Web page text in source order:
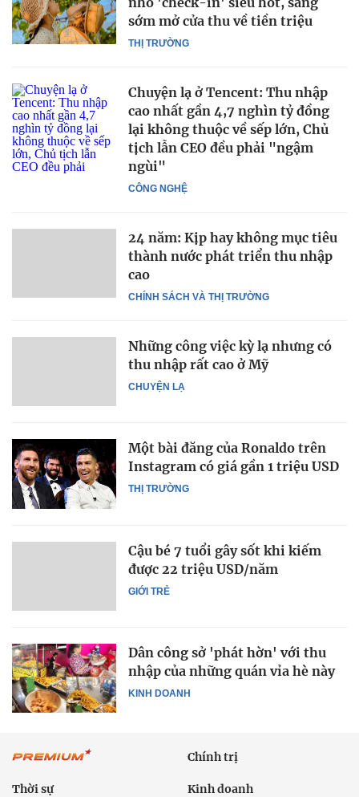
THỊ TRƯỜNG
sớm mở cửa thu về tiền triệu
CÔNG NGHỆ
Chuyện lạ ở Tencent: Thu nhập
cao nhất gần 4,7 nghìn tỷ đồng
lại không thuộc về sếp lớn, Chủ
tịch lẫn CEO đều phải "ngậm
ngùi"
CHÍNH SÁCH VÀ THỊ TRƯỜNG
24 năm: Kịp hay không mục tiêu
thành nước phát triển thu nhập
cao
CHUYỆN LẠ
Những công việc kỳ lạ nhưng có
thu nhập rất cao ở Mỹ
THỊ TRƯỜNG
Một bài đăng của Ronaldo trên
Instagram có giá gần 1 triệu USD
GIỚI TRẺ
Cậu bé 7 tuổi gây sốt khi kiếm
được 22 triệu USD/năm
KINH DOANH
Dân công sở 'phát hờn' với thu
nhập của những quán vỉa hè này
Chính trị
Thời sự Kinh doanh